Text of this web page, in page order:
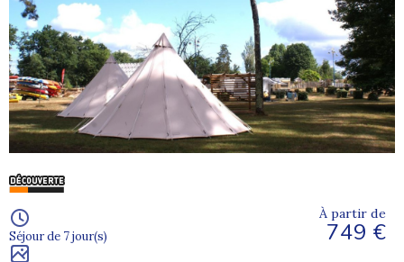
Séjour de 7 jour(s)
À partir de
749 €